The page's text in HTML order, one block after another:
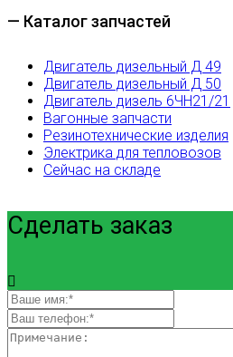
— Каталог запчастей
Двигатель дизельный Д 49
Двигатель дизельный Д 50
Двигатель дизель 6ЧН21/21
Вагонные запчасти
Резинотехнические изделия
Электрика для тепловозов
Сейчас на складе
Сделать заказ